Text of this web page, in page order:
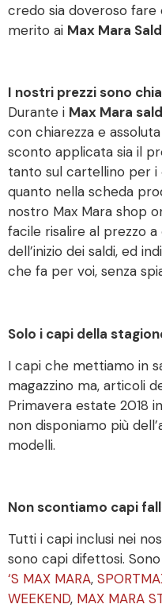
credo sia doveroso fare
merito ai Max Mara
I nostri prezzi sono
Durante i Max Mara
con chiarezza e
sconto applicata sia il
tanto sul cartellino per i
quanto nella scheda
nostro Max Mara shop
facile risalire al prezzo
dell’inizio dei saldi, ed
che fa per voi, senza
Solo i capi della
I capi che mettiamo in
magazzino ma, articoli
Primavera estate 2018
non disponiamo più
modelli.
Non scontiamo capi
Tutti i capi inclusi nei
sono capi difettosi.
‘S MAX MARA,
WEEKEND, MAX MARA